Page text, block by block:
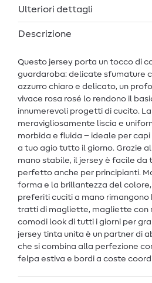
Ulteriori dettagli
Descrizione
Questo jersey porta un tocco di
guardaroba: delicate sfumature
azzurro chiaro e delicato, un
vivace rosa rosé lo rendono il
innumerevoli progetti di cucito.
meravigliosamente liscia e
morbida e fluida – ideale per capi
a tuo agio tutto il giorno. Grazie
mano stabile, il jersey è facile da
perfetto anche per principianti.
forma e la brillantezza del colore,
preferiti cuciti a mano rimangono
tratti di magliette, magliette con
comodi look di tutti i giorni per
jersey tinta unita è un partner di
che si combina alla perfezione
felpa estiva e bordi a coste